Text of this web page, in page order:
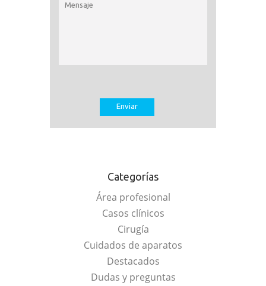
Categorías
Área profesional
Casos clínicos
Cirugía
Cuidados de aparatos
Destacados
Dudas y preguntas